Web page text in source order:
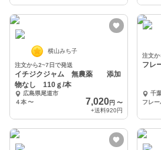
横山みち子
注文から2~7日で発送
イチジクジャム 無農薬 添加
物なし 110ｇ/本
広島県尾道市
４本〜 7,020円 〜
+送料920円
注文
フレ
千